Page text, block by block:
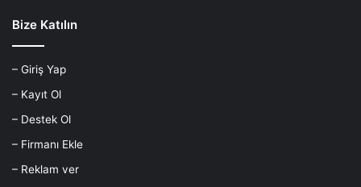
Bize Katılın
– Giriş Yap
– Kayıt Ol
– Destek Ol
– Firmanı Ekle
– Reklam ver